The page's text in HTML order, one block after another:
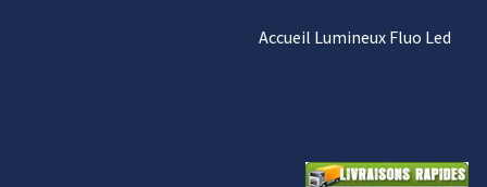
Accueil Lumineux Fluo Led